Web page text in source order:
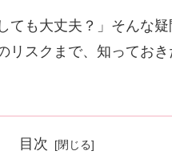
ても大丈夫？」そんな
スクまで、知ってお
目次